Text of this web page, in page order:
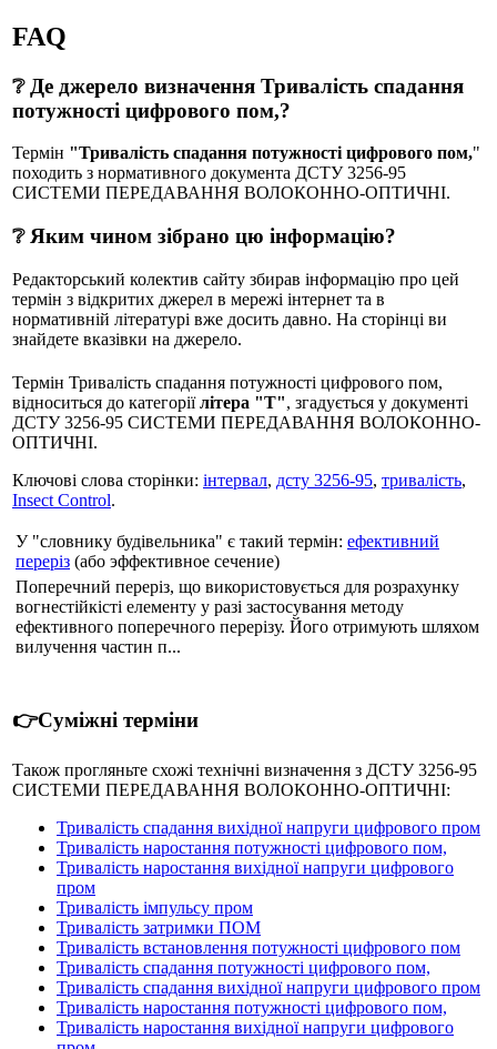
FAQ
❔ Де джерело визначення Тривалість спадання
потужності цифрового пом,?
Термін "Тривалість спадання потужності цифрового пом,"
походить з нормативного документа ДСТУ 3256-95
СИСТЕМИ ПЕРЕДАВАННЯ ВОЛОКОННО-ОПТИЧНI.
❔ Яким чином зібрано цю інформацію?
Редакторський колектив сайту збирав інформацію про цей
термін з відкритих джерел в мережі інтернет та в
нормативній літературі вже досить давно. На сторінці ви
знайдете вказівки на джерело.
Термін Тривалість спадання потужності цифрового пом,
відноситься до категоріїлітера "Т", згадується у документі
ДСТУ 3256-95 СИСТЕМИ ПЕРЕДАВАННЯ ВОЛОКОННО-
ОПТИЧНI.
Ключові слова сторінки: інтервал, дсту 3256-95, тривалість,
Insect Control.
У "словнику будівельника" є такий термін: ефективний
переріз (або эффективное сечение)
Поперечний переріз, що використовується для розрахунку
вогнестійкісті елементу у разі застосування методу
ефективного поперечного перерізу. Його отримують шляхом
вилучення частин п...
👉Суміжні терміни
Також прогляньте схожі технічні визначення з ДСТУ 3256-95
СИСТЕМИ ПЕРЕДАВАННЯ ВОЛОКОННО-ОПТИЧНI:
Тривалість спадання вихідної напруги цифрового пром
Тривалість наростання потужності цифрового пом,
Тривалість наростання вихідної напруги цифрового
пром
Тривалість імпульсу пром
Тривалість затримки ПОМ
Тривалість встановлення потужності цифрового пом
Тривалість спадання потужності цифрового пом,
Тривалість спадання вихідної напруги цифрового пром
Тривалість наростання потужності цифрового пом,
Тривалість наростання вихідної напруги цифрового